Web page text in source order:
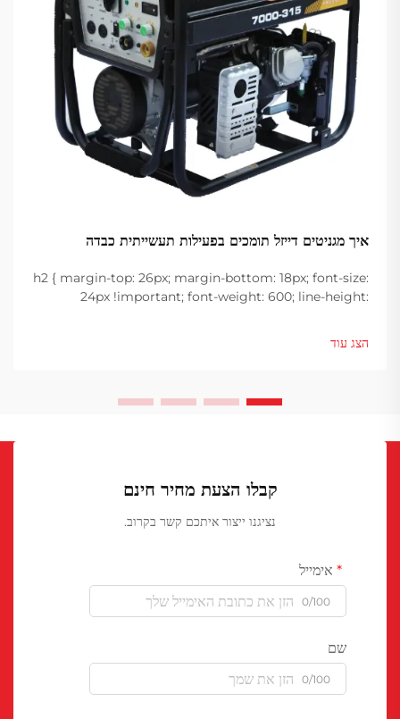
איך מגניטים דייזל תומכים בפעילות תעשייתית כבדה
h2 { margin-top: 26px; margin-bottom: 18px; font-size:
24px !important; font-weight: 600; line-height:
height: ...
הצג עוד
קבלו הצעת מחיר חינם
נציגנו ייצור איתכם קשר בקרוב.
אימייל
0/100
שם
0/100